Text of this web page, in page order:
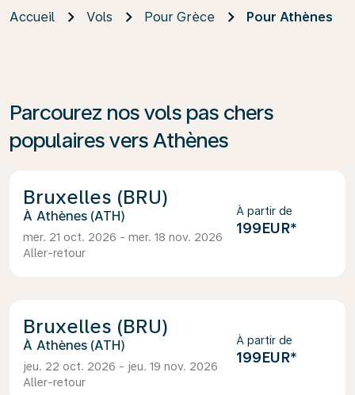
Accueil Vols Pour Grèce Pour Athènes
Parcourez nos vols pas chers
populaires vers Athènes
Bruxelles (BRU)
Athènes (ATH)
mer. 21 oct. 2026 - mer. 18 nov. 2026
Aller-retour
À partir de
199EUR*
Bruxelles (BRU)
Athènes (ATH)
jeu. 22 oct. 2026 - jeu. 19 nov. 2026
Aller-retour
À partir de
199EUR*